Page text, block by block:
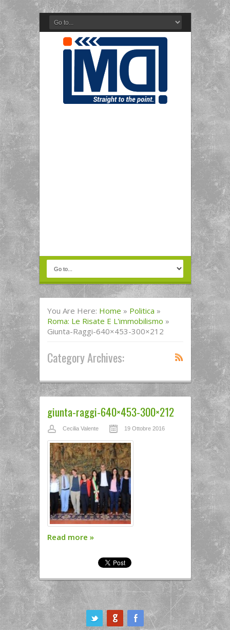
You Are Here: Home » Politica »
Roma: Le Risate E L'immobilismo »
Giunta-Raggi-640×453-300×212
Category Archives:
giunta-raggi-640×453-300×212
Cecilia Valente 19 Ottobre 2016
Read more »